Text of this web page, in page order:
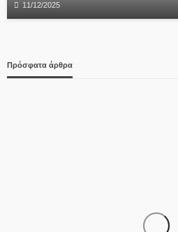
11/12/2025
Πρόσφατα άρθρα